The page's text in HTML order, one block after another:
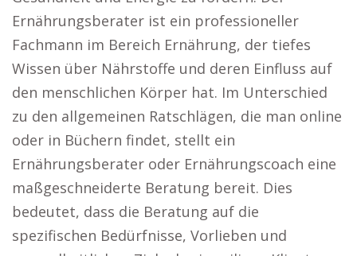
Ernährungsberater ist ein professioneller
Fachmann im Bereich Ernährung, der tiefes
Wissen über Nährstoffe und deren Einfluss auf
den menschlichen Körper hat. Im Unterschied
zu den allgemeinen Ratschlägen, die man online
oder in Büchern findet, stellt ein
Ernährungsberater oder Ernährungscoach eine
maßgeschneiderte Beratung bereit. Dies
bedeutet, dass die Beratung auf die
spezifischen Bedürfnisse, Vorlieben und